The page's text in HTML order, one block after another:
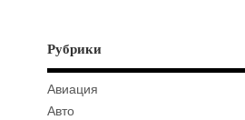
Рубрики
Авиация
Авто